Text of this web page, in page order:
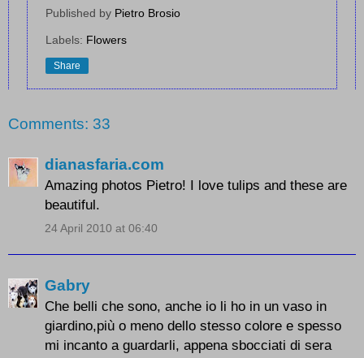
Published by Pietro Brosio
Labels: Flowers
Share
Comments: 33
dianasfaria.com
Amazing photos Pietro! I love tulips and these are
beautiful.
24 April 2010 at 06:40
Gabry
Che belli che sono, anche io li ho in un vaso in
giardino,più o meno dello stesso colore e spesso
mi incanto a guardarli, appena sbocciati di sera